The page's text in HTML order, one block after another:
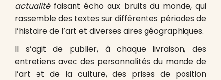
actualité faisant écho aux bruits du monde, qui
rassemble des textes sur différentes périodes de
l’histoire de l’art et diverses aires géographiques.
Il s’agit de publier, à chaque livraison, des
entretiens avec des personnalités du monde de
l’art et de la culture, des prises de position